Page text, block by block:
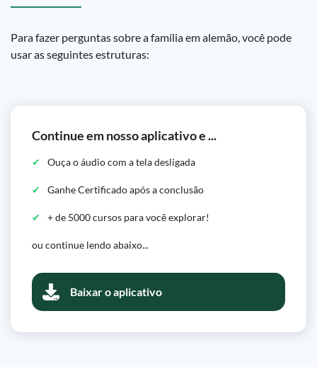
Para fazer perguntas sobre a família em alemão, você pode
usar as seguintes estruturas:
Continue em nosso aplicativo e ...
Ouça o áudio com a tela desligada
Ganhe Certificado após a conclusão
+ de 5000 cursos para você explorar!
ou continue lendo abaixo...
Baixar o aplicativo